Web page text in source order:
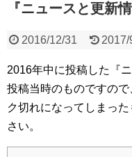
『ニュースと更新
2016/12/31 2017/
2016年中に投稿した『
投稿当時のものですの
ク切れになってしまっ
さい。